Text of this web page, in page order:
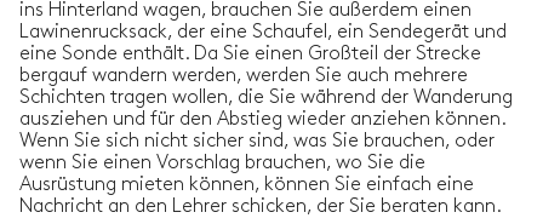
ins Hinterland wagen, brauchen Sie außerdem einen
Lawinenrucksack, der eine Schaufel, ein Sendegerät und
eine Sonde enthält. Da Sie einen Großteil der Strecke
bergauf wandern werden, werden Sie auch mehrere
Schichten tragen wollen, die Sie während der Wanderung
ausziehen und für den Abstieg wieder anziehen können.
Wenn Sie sich nicht sicher sind, was Sie brauchen, oder
wenn Sie einen Vorschlag brauchen, wo Sie die
Ausrüstung mieten können, können Sie einfach eine
Nachricht an den Lehrer schicken, der Sie beraten kann.